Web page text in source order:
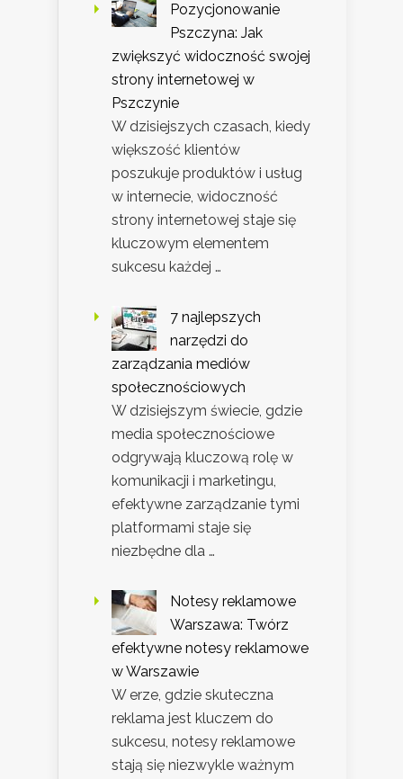
Pozycjonowanie
Pszczyna: Jak
zwiększyć widoczność swojej
strony internetowej w
Pszczynie
W dzisiejszych czasach, kiedy
większość klientów
poszukuje produktów i usług
w internecie, widoczność
strony internetowej staje się
kluczowym elementem
sukcesu każdej …
7 najlepszych
narzędzi do
zarządzania mediów
społecznościowych
W dzisiejszym świecie, gdzie
media społecznościowe
odgrywają kluczową rolę w
komunikacji i marketingu,
efektywne zarządzanie tymi
platformami staje się
niezbędne dla …
Notesy reklamowe
Warszawa: Twórz
efektywne notesy reklamowe
w Warszawie
W erze, gdzie skuteczna
reklama jest kluczem do
sukcesu, notesy reklamowe
stają się niezwykle ważnym